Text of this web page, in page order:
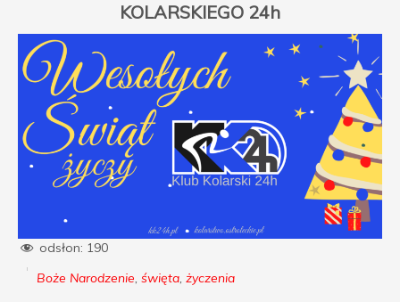
KOLARSKIEGO 24h
odsłon: 190
Boże Narodzenie, święta, życzenia